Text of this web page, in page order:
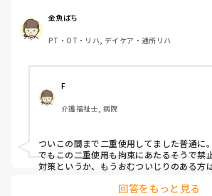
2倍（一枚ずつ自己負担）になります。
これは、どこでも当たり前なのでしょう
した。皆様のところでのオムツ外し対策
金魚ばち
PT・OT・リハ, デイケア・通所リハ
F
介護福祉士, 病院
ついこの間まで二重使用してました普通に。
でもこの二重使用も拘束にあたるそうで禁
対策というか、もうおむついじりのある方
回答をもっと見る